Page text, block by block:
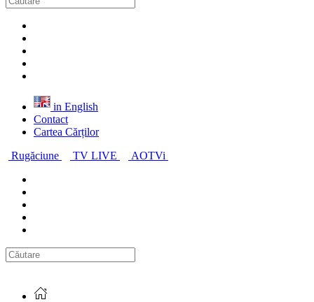
in English
Contact
Cartea Cărților
Rugăciune
TV LIVE AOTVi